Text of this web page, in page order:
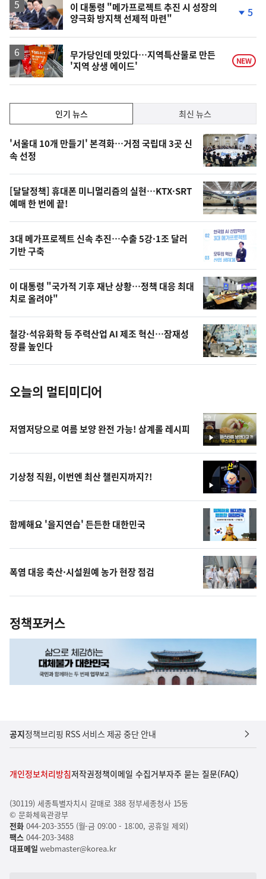
이 대통령 "메가프로젝트 추진 시 성장의
양극화 방지책 선제적 마련"
하
락
5
무가당인데 맛있다…지역특산물로 만든
'지역 상생 에이드'
NEW
기,
최
신,
오
늘
의
영
상
오
늘
의
사
진
인기 뉴스 최신 뉴스
기
뉴
스
'서울대 10개 만들기' 본격화…거점 국립대 3곳 신
속 선정
[달달정책] 휴대폰 미니멀리즘의 실현…KTX·SRT
예매 한 번에 끝!
3대 메가프로젝트 신속 추진…수출 5강·1조 달러
기반 구축
이 대통령 "국가적 기후 재난 상황…정책 대응 최대
치로 올려야"
철강·석유화학 등 주력산업 AI 제조 혁신…잠재성
장률 높인다
오늘의 멀티미디어
영
상
저염저당으로 여름 보양 완전 가능! 삼계롤 레시피
영
상
기상청 직원, 이번엔 최산 챌린지까지?!
함께해요 '을지연습' 든든한 대한민국
폭염 대응 축산·시설원예 농가 현장 점검
정책포커스
공지정책브리핑 RSS 서비스 제공 중단 안내
개인정보처리방침저작권정책이메일 수집거부자주 묻는 질문(FAQ)
(30119) 세종특별자치시 갈매로 388 정부세종청사 15동
© 문화체육관광부
전화044-203-3555 (월-금 09:00 - 18:00, 공휴일 제외)
팩스044-203-3488
대표메일 webmaster@korea.kr